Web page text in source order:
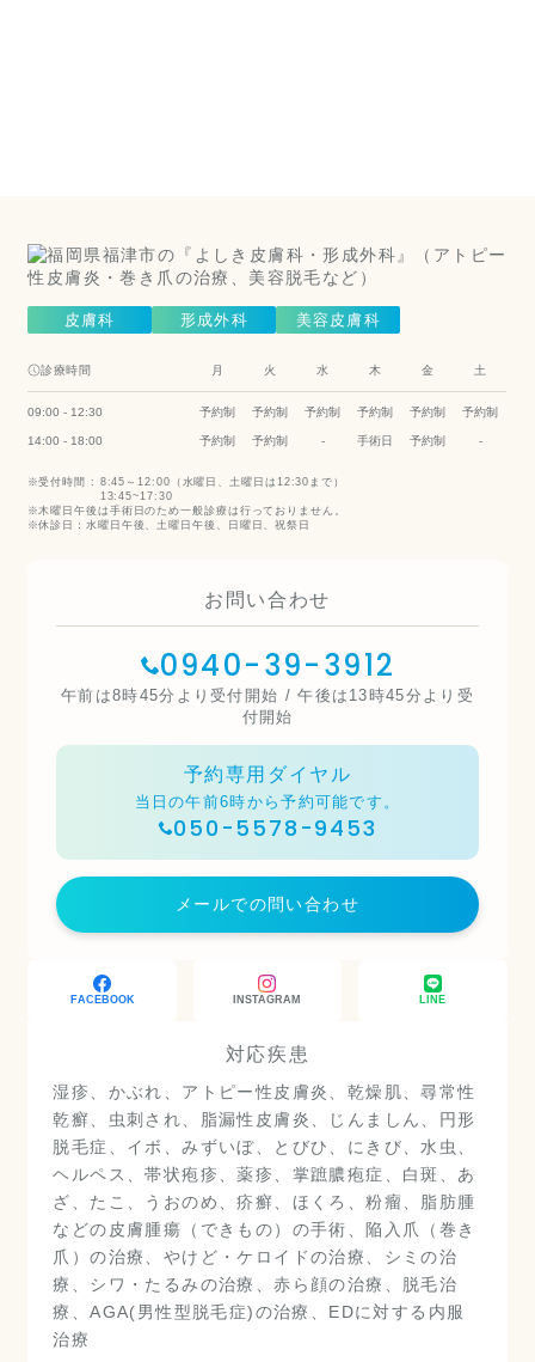
皮膚科 形成外科 美容皮膚科
診療時間 月 火 水 木 金 土
09:00 - 12:30 予約制 予約制 予約制 予約制 予約制 予約制
14:00 - 18:00 予約制 予約制 - 手術日 予約制 -
受付時間 : 8:45～12:00（水曜日、土曜日は12:30まで）
13:45~17:30
木曜日午後は手術日のため一般診療は行っておりません。
休診日：水曜日午後、土曜日午後、日曜日、祝祭日
お問い合わせ
0940-39-3912
午前は8時45分より受付開始 / 午後は13時45分より受
付開始
予約専用ダイヤル
当日の午前6時から予約可能です。
050-5578-9453
メールでの問い合わせ
FACEBOOK INSTAGRAM LINE
対応疾患
湿疹、かぶれ、アトピー性皮膚炎、乾燥肌、尋常性
乾癬、虫刺され、脂漏性皮膚炎、じんましん、円形
脱毛症、イボ、みずいぼ、とびひ、にきび、水虫、
ヘルペス、帯状疱疹、薬疹、掌蹠膿疱症、白斑、あ
ざ、たこ、うおのめ、疥癬、ほくろ、粉瘤、脂肪腫
などの皮膚腫瘍（できもの）の手術、陥入爪（巻き
爪）の治療、やけど・ケロイドの治療、シミの治
療、シワ・たるみの治療、赤ら顔の治療、脱毛治
療、AGA(男性型脱毛症)の治療、EDに対する内服
治療